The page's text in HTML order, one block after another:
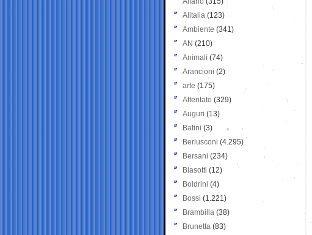
Alitalia (123)
Ambiente (341)
AN (210)
Animali (74)
Arancioni (2)
arte (175)
Attentato (329)
Auguri (13)
Batini (3)
Berlusconi (4.295)
Bersani (234)
Biasotti (12)
Boldrini (4)
Bossi (1.221)
Brambilla (38)
Brunetta (83)